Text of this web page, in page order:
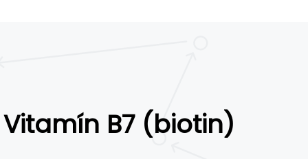
Vitamín B7 (biotin)